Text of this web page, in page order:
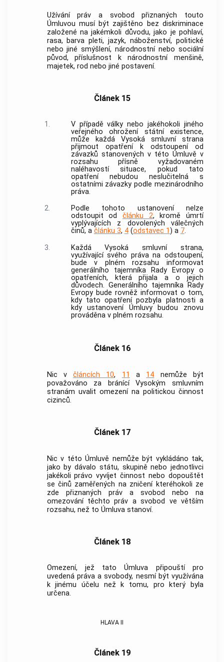
Užívání práv a svobod přiznaných touto
Úmluvou musí být zajištěno bez diskriminace
založené na jakémkoli důvodu, jako je pohlaví,
rasa, barva pleti, jazyk, náboženství, politické
nebo jiné smýšlení, národnostní nebo sociální
původ, příslušnost k národnostní menšině,
majetek, rod nebo jiné postavení.
Článek 15
1.
V případě války nebo jakéhokoli jiného
veřejného ohrožení státní existence,
může každá Vysoká smluvní strana
přijmout opatření k odstoupení od
závazků stanovených v této Úmluvě v
rozsahu přísně vyžadovaném
naléhavostí situace, pokud tato
opatření nebudou neslučitelná s
ostatními závazky podle mezinárodního
práva.
2.
Podle tohoto ustanovení nelze
odstoupit odčlánku 2, kromě úmrtí
vyplývajících z dovolených válečných
činů, a článku 3, 4(odstavec 1) a 7.
3.
Každá Vysoká smluvní strana,
využívající svého práva na odstoupení,
bude v plném rozsahu informovat
generálního tajemníka Rady Evropy o
opatřeních, která přijala a o jejich
důvodech. Generálního tajemníka Rady
Evropy bude rovněž informovat o tom,
kdy tato opatření pozbyla platnosti a
kdy ustanovení Úmluvy budou znovu
prováděna v plném rozsahu.
Článek 16
Nic včláncích 10, 11 a 14 nemůže být
považováno za bránící Vysokým smluvním
stranám uvalit omezení na politickou činnost
cizinců.
Článek 17
Nic v této Úmluvě nemůže být vykládáno tak,
jako by dávalo státu, skupině nebo jednotlivci
jakékoli právo vyvíjet činnost nebo dopouštět
se činů zaměřených na zničení kteréhokoli ze
zde přiznaných práv a svobod nebo na
omezování těchto práv a svobod ve větším
rozsahu, než to Úmluva stanoví.
Článek 18
Omezení, jež tato Úmluva připouští pro
uvedená práva a svobody, nesmí být využívána
k jinému účelu než k tomu, pro který byla
určena.
HLAVA II
Článek 19